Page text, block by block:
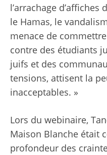
l’arrachage d’affiches
le Hamas, le
menace de
contre des étudiants
juifs et des
tensions, attisent la
inacceptables. »
Lors du webinaire,
Maison Blanche était
profondeur des